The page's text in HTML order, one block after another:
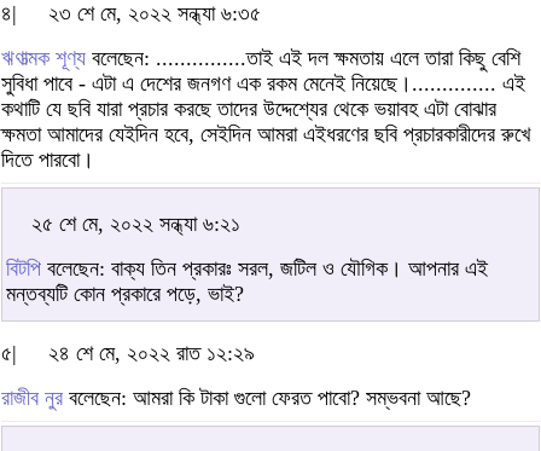
৪|
২৩ শে মে, ২০২২ সন্ধ্যা ৬:৩৫
ঋণাত্মক শূণ্য বলেছেন: ...............তাই এই দল ক্ষমতায় এলে তারা কিছু বেশি
সুবিধা পাবে - এটা এ দেশের জনগণ এক রকম মেনেই নিয়েছে।.............. এই
কথাটি যে ছবি যারা প্রচার করছে তাদের উদ্দেশ্যের থেকে ভয়াবহ এটা বোঝার
ক্ষমতা আমাদের যেইদিন হবে, সেইদিন আমরা এইধরণের ছবি প্রচারকারীদের রুখে
দিতে পারবো।
২৫ শে মে, ২০২২ সন্ধ্যা ৬:২১
বিটপি বলেছেন: বাক্য তিন প্রকারঃ সরল, জটিল ও যৌগিক। আপনার এই
মন্তব্যটি কোন প্রকারে পড়ে, ভাই?
৫|
২৪ শে মে, ২০২২ রাত ১২:২৯
রাজীব নুর বলেছেন: আমরা কি টাকা গুলো ফেরত পাবো? সম্ভবনা আছে?